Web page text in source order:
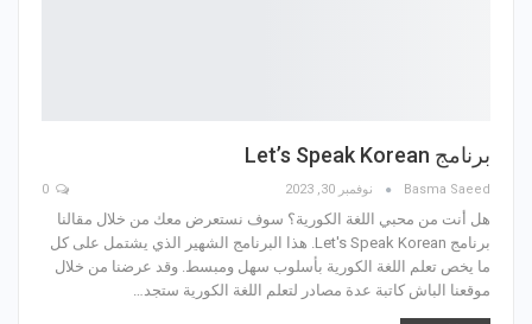
برنامج Let’s Speak Korean
Basma Saeed نوفمبر 30, 2023
هل أنت من محبي اللغة الكورية؟ سوف نستعرض معك من خلال مقالنا
برنامج Let's Speak Korean. هذا البرنامج الشهير الذي يشتمل على كل
ما يخص تعلم اللغة الكورية بأسلوب سهل ومبسط. وقد عرضنا من خلال
موقعنا الباش كاتبة عدة مصادر لتعلم اللغة الكورية ستجد…